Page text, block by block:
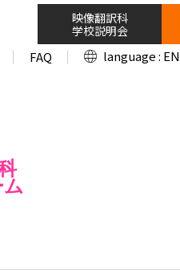
映像翻訳科
学校説明会
FAQ language : EN